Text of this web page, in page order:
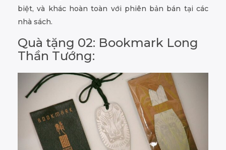
biệt, và khác hoàn toàn với phiên bản bán tại các
nhà sách.
Quà tặng 02: Bookmark Long
Thần Tướng: